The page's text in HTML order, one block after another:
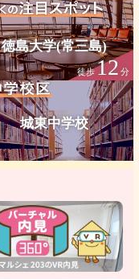
徳島大学(常三島)
徒歩12 分
城東中学校